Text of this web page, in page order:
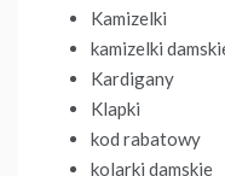
Kamizelki
kamizelki
Kardigany
Klapki
kod rabatowy
kolarki damskie